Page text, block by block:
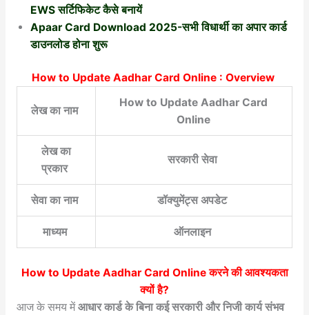
EWS सर्टिफिकेट कैसे बनायें
Apaar Card Download 2025-सभी विधार्थी का अपार कार्ड
डाउनलोड होना शुरू
How to Update Aadhar Card Online : Overview
लेख का नाम
How to Update Aadhar Card
Online
लेख का
प्रकार
सरकारी सेवा
सेवा का नाम डॉक्युमेंट्स अपडेट
माध्यम ऑनलाइन
How to Update Aadhar Card Onlineकरने की आवश्यकता
क्यों है?
आज के समय मेंआधार कार्ड के बिना कई सरकारी और निजी कार्य संभव